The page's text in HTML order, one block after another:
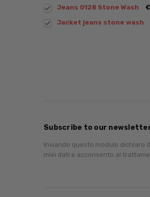
Jeans 0128 Stone Wash
Jacket jeans stone wash
Subscribe to our
Inviando questo modulo dichiaro
miei dati e acconsento al